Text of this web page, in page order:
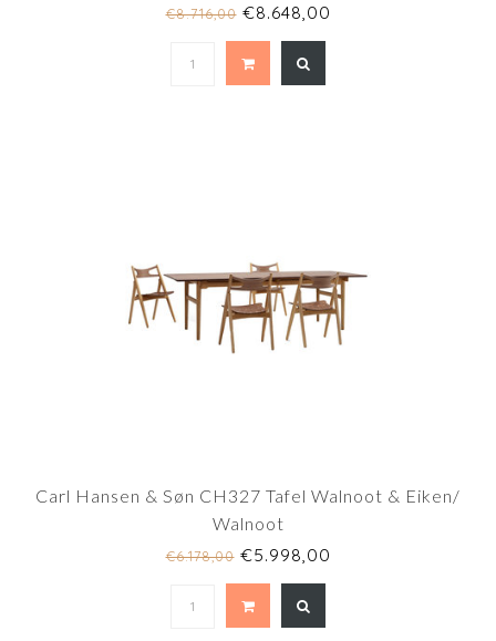
€8.716,00€8.648,00
Carl Hansen & Søn CH327 Tafel Walnoot & Eiken/
Walnoot
€6.178,00€5.998,00